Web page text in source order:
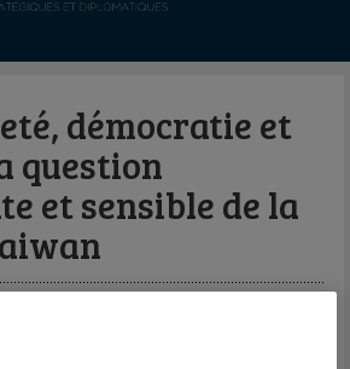
démocratie et
question
et sensible de la